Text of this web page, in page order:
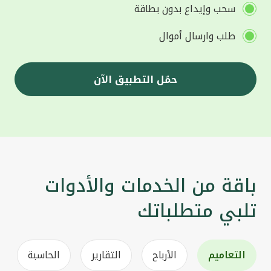
سحب وإيداع بدون بطاقة
طلب وارسال أموال
حمّل التطبيق الآن
باقة من الخدمات والأدوات
تلبي متطلباتك
التعاميم الأرباح التقارير الحاسبة